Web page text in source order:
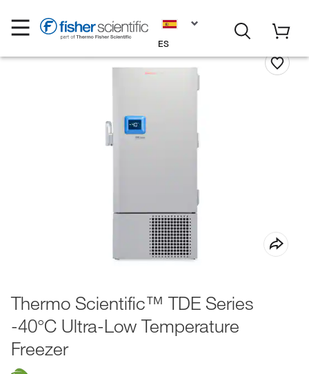
ES
Thermo Scientific™ TDE Series
-40°C Ultra-Low Temperature
Freezer